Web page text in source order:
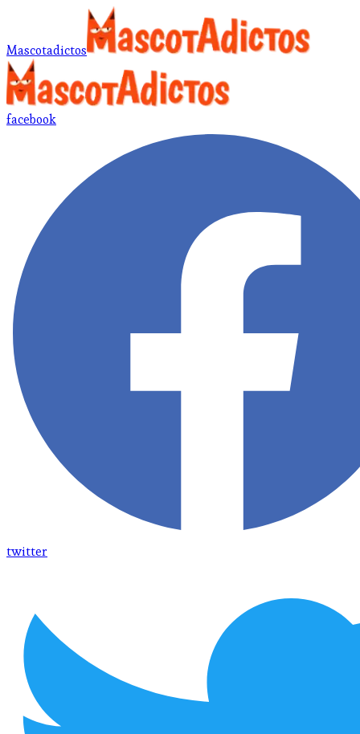
Mascotadictos
facebook
twitter